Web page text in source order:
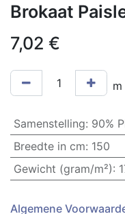
Brokaat
7,02 €
m
Samenstelling: 90%
Breedte in cm: 150
Gewicht (gram/m²):
Algemene